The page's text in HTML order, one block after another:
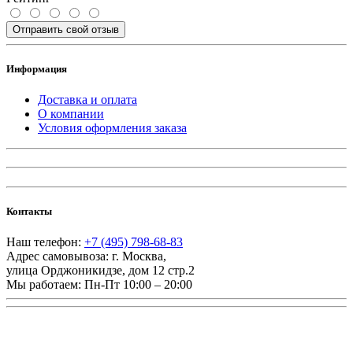
Отправить свой отзыв
Информация
Доставка и оплата
О компании
Условия оформления заказа
Контакты
Наш телефон: +7 (495) 798-68-83
Адрес самовывоза: г. Москва,
улица Орджоникидзе, дом 12 стр.2
Мы работаем: Пн-Пт 10:00 – 20:00